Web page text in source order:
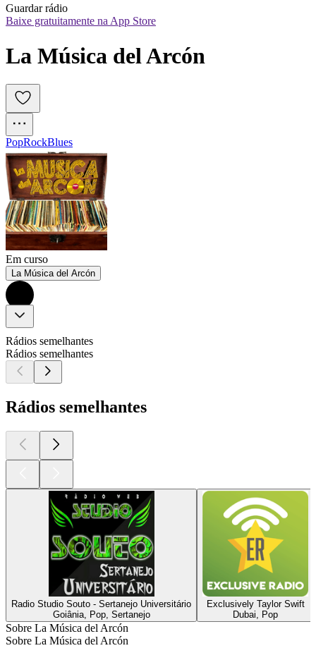
Guardar rádio
Baixe gratuitamente na App Store
La Música del Arcón
PopRockBlues
Em curso
La Música del Arcón
Rádios semelhantes
Rádios semelhantes
Rádios semelhantes
Radio Studio Souto - Sertanejo Universitário
Goiânia, Pop, Sertanejo
Exclusively Taylor Swift
Dubai, Pop
Sobre La Música del Arcón
Sobre La Música del Arcón